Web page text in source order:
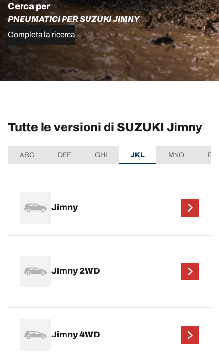
Cerca per
PNEUMATICI PER SUZUKI JIMNY
Completa la ricerca
Tutte le versioni di SUZUKI Jimny
ABC DEF GHI JKL MNO
Jimny
Jimny 2WD
Jimny 4WD